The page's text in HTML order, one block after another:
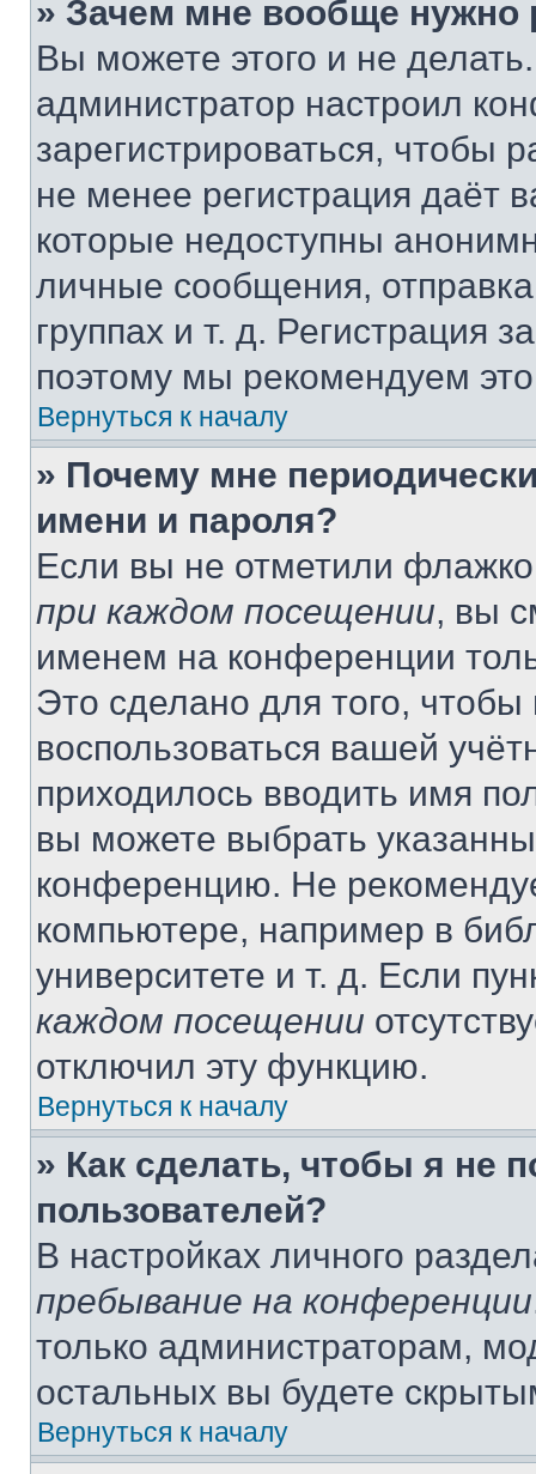
» Зачем мне вообще нужно
Вы можете этого и не
администратор настроил
зарегистрироваться, чтобы
не менее регистрация даёт
которые недоступны
личные сообщения,
группах и т. д. Регистрация
поэтому мы рекомендуем
Вернуться к началу
» Почему мне
имени и пароля?
Если вы не отметили
при каждом посещении, вы
именем на конференции
Это сделано для того, чтобы
воспользоваться вашей
приходилось вводить имя
вы можете выбрать
конференцию. Не
компьютере, например в
университете и т. д. Если
каждом посещении
отключил эту функцию.
Вернуться к началу
» Как сделать, чтобы я не
пользователей?
В настройках личного
пребывание на конференции
только администраторам,
остальных вы будете
Вернуться к началу